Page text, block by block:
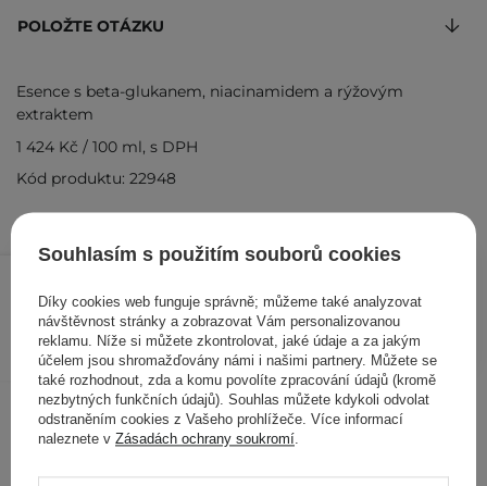
949 Kč
PŘIDAT DO KOŠÍKU
POLOŽTE OTÁZKU
Esence s beta-glukanem, niacinamidem a rýžovým
extraktem
1 424 Kč / 100 ml, s DPH
Kód produktu: 22948
Ostatní zákazníci si prohlédli
Souhlasím s použitím souborů cookies
Díky cookies web funguje správně; můžeme také analyzovat
návštěvnost stránky a zobrazovat Vám personalizovanou
reklamu. Níže si můžete zkontrolovat, jaké údaje a za jakým
účelem jsou shromažďovány námi i našimi partnery. Můžete se
také rozhodnout, zda a komu povolíte zpracování údajů (kromě
nezbytných funkčních údajů). Souhlas můžete kdykoli odvolat
odstraněním cookies z Vašeho prohlížeče. Více informací
naleznete v Zásadách ochrany soukromí